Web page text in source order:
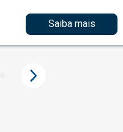
Saiba mais